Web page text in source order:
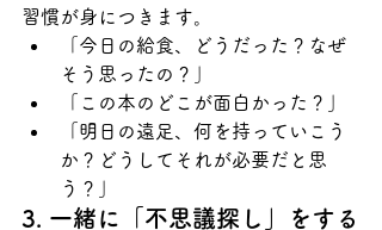
習慣が身につきます。
「今日の給食、どうだった？なぜ
そう思ったの？」
「この本のどこが面白かった？」
「明日の遠足、何を持っていこう
か？どうしてそれが必要だと思
う？」
3. 一緒に「不思議探し」をする